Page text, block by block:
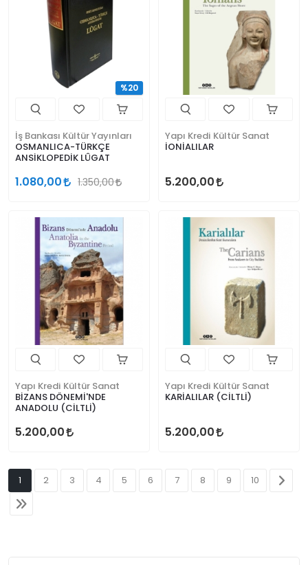
İş Bankası Kültür Yayınları
OSMANLICA-TÜRKÇE
ANSİKLOPEDİK LÛGAT
1.080,00 1.350,00
%20
Yapı Kredi Kültür Sanat
İONİALILAR
5.200,00
Yapı Kredi Kültür Sanat
BİZANS DÖNEMİ'NDE
ANADOLU (CİLTLİ)
5.200,00
Yapı Kredi Kültür Sanat
KARİALILAR (CİLTLİ)
5.200,00
1 2 3 4 5 6 7 8 9 10